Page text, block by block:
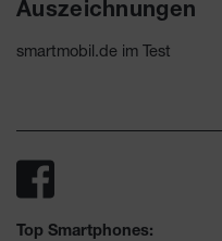
Auszeichnungen
smartmobil.de im Test
Top Smartphones: